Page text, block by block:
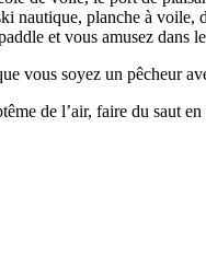
nautique, planche à
et vous amusez dans
vous soyez un pêcheur
de l’air, faire du saut